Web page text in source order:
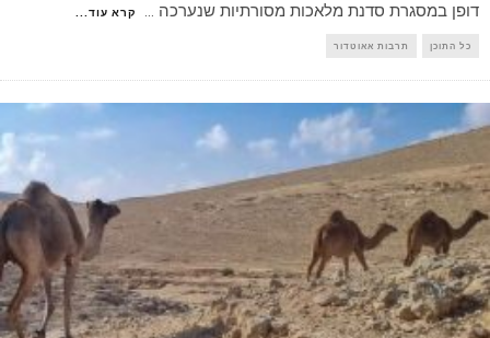
דופן במסגרת סדנת מלאכות מסורתיות שנערכה ... קרא עוד...
כל התוכן תרבות אאוטדור